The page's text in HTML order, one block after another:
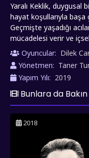
Yaralı Keklik, duygusal
hayat koşullarıyla başa
Geçmişte yaşadığı
mücadelesi verir ve
miras bıraktığı
yeniden tutunmaya
trajedilerle
vermeye hazırlanır.
içsel gücü üzerine
Oyuncular: Dilek
Yönetmen: Taner
Yapım Yılı: 2019
Bunlara da Bakın
2018